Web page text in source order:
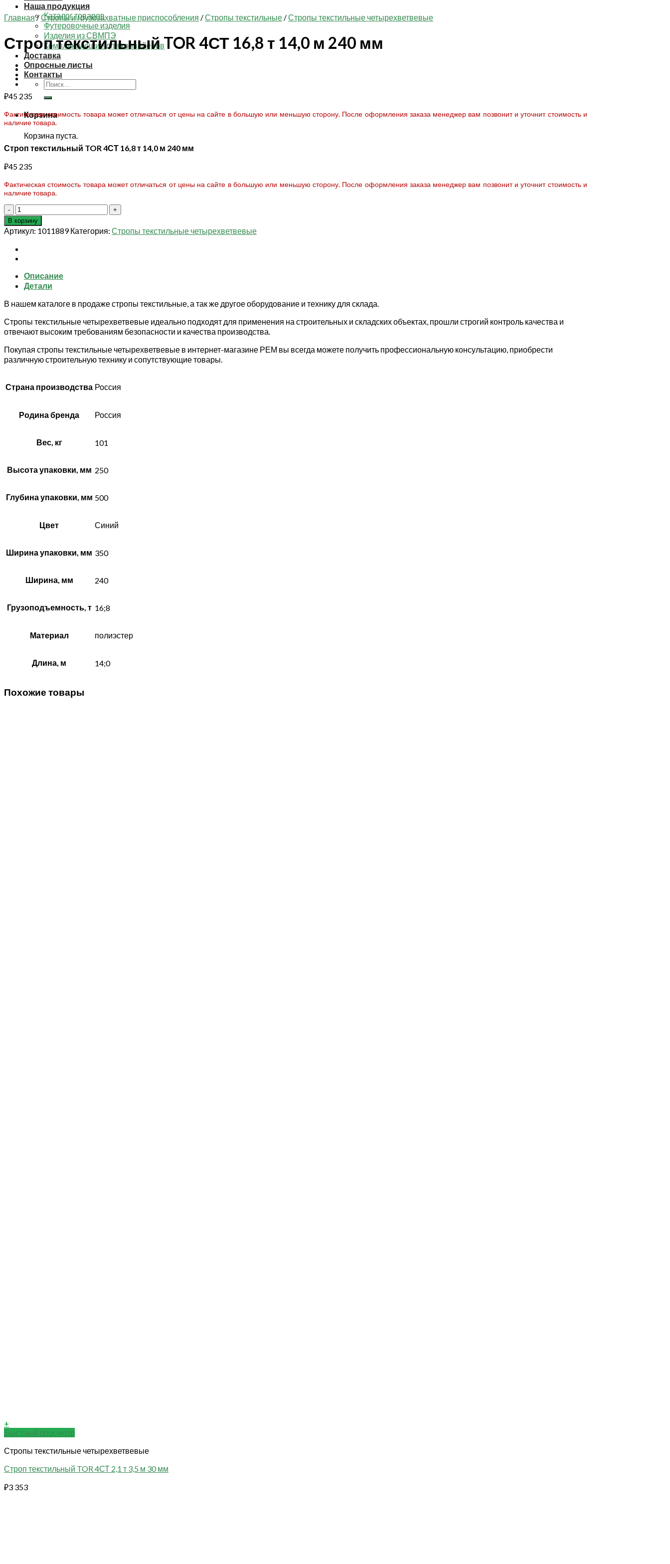
Наша продукция
Каталог товаров
Футеровочные изделия
Изделия из СВМПЭ
Комплектующие для конвейеров
Доставка
Опросные листы
Контакты
Искать:
Корзина
Корзина пуста.
Главная /Стропы и грузозахватные приспособления /Стропы текстильные /Стропы текстильные четырехветвевые
Строп текстильный TOR 4СТ 16,8 т 14,0 м 240 мм
₽45 235
Фактическая стоимость товара может отличаться от цены на сайте в большую или меньшую сторону. После оформления заказа менеджер вам позвонит и уточнит стоимость и
наличие товара.
Строп текстильный TOR 4СТ 16,8 т 14,0 м 240 мм
₽45 235
Фактическая стоимость товара может отличаться от цены на сайте в большую или меньшую сторону. После оформления заказа менеджер вам позвонит и уточнит стоимость и
наличие товара.
Количество
товара
Строп
текстильный
TOR
4СТ
т
14,0
240
В корзину
Артикул: 1011889 Категория: Стропы текстильные четырехветвевые
Описание
Детали
В нашем каталоге в продаже стропы текстильные, а так же другое оборудование и технику для склада.
Стропы текстильные четырехветвевые идеально подходят для применения на строительных и складских объектах, прошли строгий контроль качества и
отвечают высоким требованиям безопасности и качества производства.
Покупая стропы текстильные четырехветвевые в интернет-магазине РЕМ вы всегда можете получить профессиональную консультацию, приобрести
различную строительную технику и сопутствующие товары.
Страна производства Россия
Родина бренда Россия
Вес, кг 101
Высота упаковки, мм 250
Глубина упаковки, мм 500
Цвет Синий
Ширина упаковки, мм 350
Ширина, мм 240
Грузоподъемность, т 16;8
Материал полиэстер
Длина, м 14;0
Похожие товары
+
Быстрый просмотр
Стропы текстильные четырехветвевые
Строп текстильный TOR 4СТ 2,1 т 3,5 м 30 мм
₽3 353